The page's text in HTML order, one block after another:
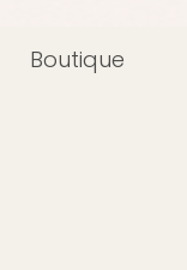
Boutique